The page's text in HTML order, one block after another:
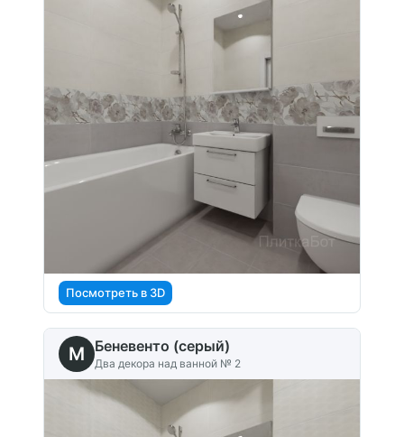
Посмотреть в 3D
M Беневенто (серый)
Два декора над ванной № 2